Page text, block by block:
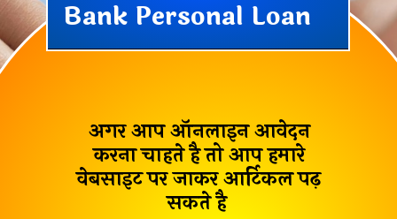
Bank Personal Loan
अगर आप ऑनलाइन आवेदन
करना चाहते है तो आप हमारे
वेबसाइट पर जाकर आर्टिकल पढ़
सकते है